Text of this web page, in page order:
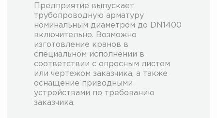
Предприятие выпускает
трубопроводную арматуру
номинальным диаметром до DN1400
включительно. Возможно
изготовление кранов в
специальном исполнении в
соответствии с опросным листом
или чертежом заказчика, а также
оснащение приводными
устройствами по требованию
заказчика.